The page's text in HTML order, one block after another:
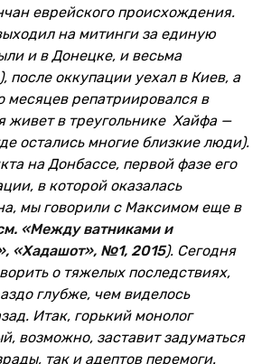
еврейского происхождения.
на митинги за единую
и в Донецке, и весьма
после оккупации уехал в Киев, а
месяцев репатриировался в
живет в треугольнике Хайфа —
остались многие близкие люди).
на Донбассе, первой фазе его
в которой оказалась
мы говорили с Максимом еще в
«Между ватниками и
«Хадашот», №1, 2015). Сегодня
о тяжелых последствиях,
глубже, чем виделось
Итак, горький монолог
возможно, заставит задуматься
так и адептов перемоги.